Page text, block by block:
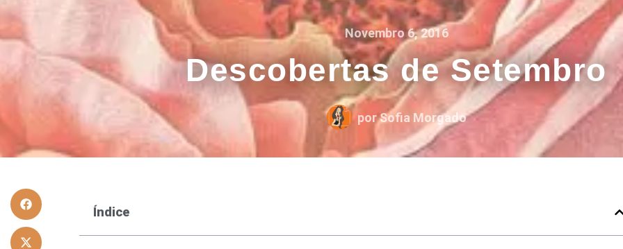
Novembro 6, 2016
Descobertas de Setembro
porSofia Morgado
Índice